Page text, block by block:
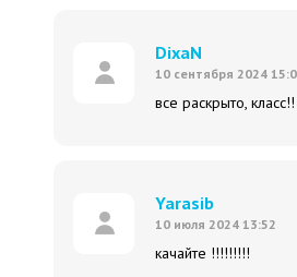
DixaN
10 сентября 2024
все раскрыто, класс!!
Yarasib
10 июля 2024 13:52
качайте !!!!!!!!!